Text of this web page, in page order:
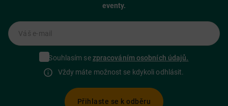
eventy.
Váš e-mail
Souhlasím sezpracováním osobních údajů.
Vždy máte možnost se kdykoli odhlásit.
Přihlaste se k odběru